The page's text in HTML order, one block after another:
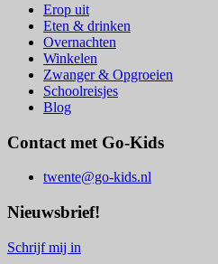
Erop uit
Eten & drinken
Overnachten
Winkelen
Zwanger & Opgroeien
Schoolreisjes
Blog
Contact met Go-Kids
twente@go-kids.nl
Nieuwsbrief!
Schrijf mij in